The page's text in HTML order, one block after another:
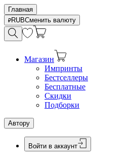
Главная
RUBСменить валюту
Магазин
Импринты
Бестселлеры
Бесплатные
Скидки
Подборки
Автору
Войти в аккаунт